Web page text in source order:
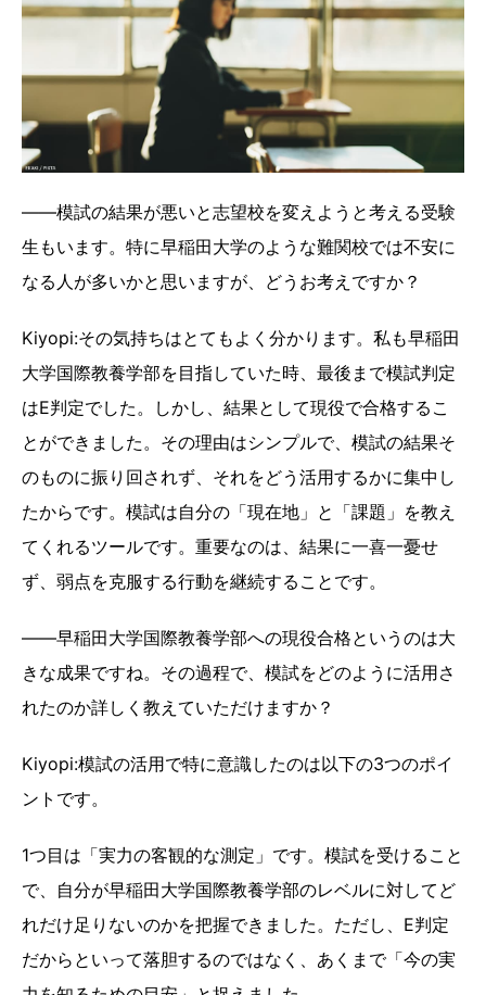
――模試の結果が悪いと志望校を変えようと考える受験
生もいます。特に早稲田大学のような難関校では不安に
なる人が多いかと思いますが、どうお考えですか？
Kiyopi:その気持ちはとてもよく分かります。私も早稲田
大学国際教養学部を目指していた時、最後まで模試判定
はE判定でした。しかし、結果として現役で合格するこ
とができました。その理由はシンプルで、模試の結果そ
のものに振り回されず、それをどう活用するかに集中し
たからです。模試は自分の「現在地」と「課題」を教え
てくれるツールです。重要なのは、結果に一喜一憂せ
ず、弱点を克服する行動を継続することです。
――早稲田大学国際教養学部への現役合格というのは大
きな成果ですね。その過程で、模試をどのように活用さ
れたのか詳しく教えていただけますか？
Kiyopi:模試の活用で特に意識したのは以下の3つのポイ
ントです。
1つ目は「実力の客観的な測定」です。模試を受けること
で、自分が早稲田大学国際教養学部のレベルに対してど
れだけ足りないのかを把握できました。ただし、E判定
だからといって落胆するのではなく、あくまで「今の実